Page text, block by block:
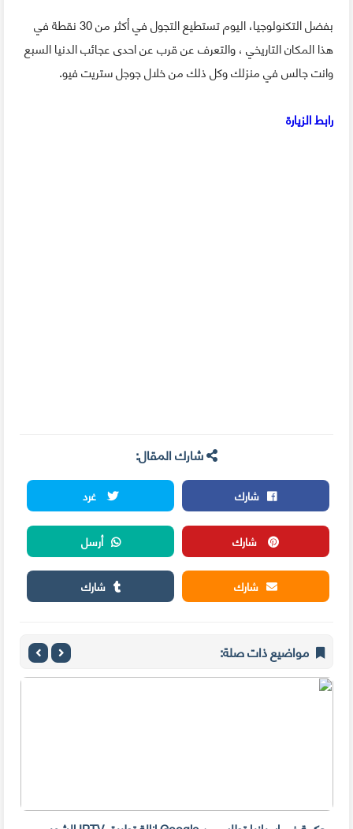
بفضل التكنولوجيا، اليوم تستطيع التجول في أكثر من 30 نقطة في
هذا المكان التاريخي ، والتعرف عن قرب عن احدى عجائب الدنيا السبع
وانت جالس في منزلك وكل ذلك من خلال جوجل ستريت فيو.
رابط الزيارة
شارك المقال:
شارك
غرد
شارك
أرسل
شارك
شارك
مواضيع ذات صلة: